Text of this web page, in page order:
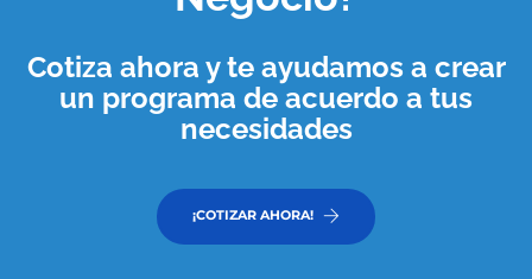
Cotiza ahora y te ayudamos a crear
un programa de acuerdo a tus
necesidades
¡COTIZAR AHORA!